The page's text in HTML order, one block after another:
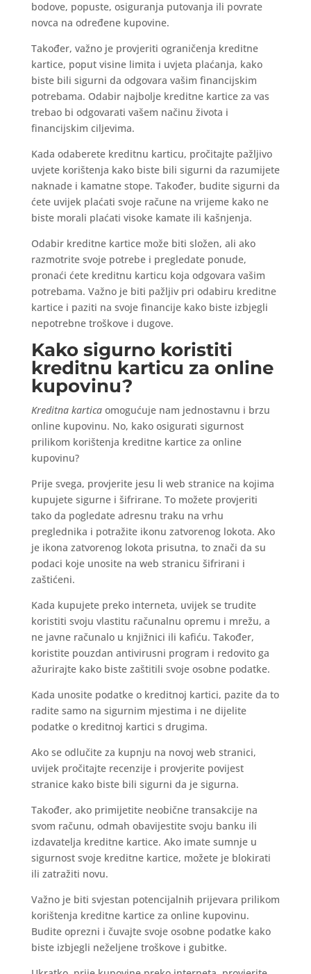
bodove, popuste, osiguranja putovanja ili povrate
novca na određene kupovine.
Također, važno je provjeriti ograničenja kreditne
kartice, poput visine limita i uvjeta plaćanja, kako
biste bili sigurni da odgovara vašim financijskim
potrebama. Odabir najbolje kreditne kartice za vas
trebao bi odgovarati vašem načinu života i
financijskim ciljevima.
Kada odaberete kreditnu karticu, pročitajte pažljivo
uvjete korištenja kako biste bili sigurni da razumijete
naknade i kamatne stope. Također, budite sigurni da
ćete uvijek plaćati svoje račune na vrijeme kako ne
biste morali plaćati visoke kamate ili kašnjenja.
Odabir kreditne kartice može biti složen, ali ako
razmotrite svoje potrebe i pregledate ponude,
pronaći ćete kreditnu karticu koja odgovara vašim
potrebama. Važno je biti pažljiv pri odabiru kreditne
kartice i paziti na svoje financije kako biste izbjegli
nepotrebne troškove i dugove.
Kako sigurno koristiti
kreditnu karticu za online
kupovinu?
Kreditna karticaomogućuje nam jednostavnu i brzu
online kupovinu. No, kako osigurati sigurnost
prilikom korištenja kreditne kartice za online
kupovinu?
Prije svega, provjerite jesu li web stranice na kojima
kupujete sigurne i šifrirane. To možete provjeriti
tako da pogledate adresnu traku na vrhu
preglednika i potražite ikonu zatvorenog lokota. Ako
je ikona zatvorenog lokota prisutna, to znači da su
podaci koje unosite na web stranicu šifrirani i
zaštićeni.
Kada kupujete preko interneta, uvijek se trudite
koristiti svoju vlastitu računalnu opremu i mrežu, a
ne javne računalo u knjižnici ili kafiću. Također,
koristite pouzdan antivirusni program i redovito ga
ažurirajte kako biste zaštitili svoje osobne podatke.
Kada unosite podatke o kreditnoj kartici, pazite da to
radite samo na sigurnim mjestima i ne dijelite
podatke o kreditnoj kartici s drugima.
Ako se odlučite za kupnju na novoj web stranici,
uvijek pročitajte recenzije i provjerite povijest
stranice kako biste bili sigurni da je sigurna.
Također, ako primijetite neobične transakcije na
svom računu, odmah obavijestite svoju banku ili
izdavatelja kreditne kartice. Ako imate sumnje u
sigurnost svoje kreditne kartice, možete je blokirati
ili zatražiti novu.
Važno je biti svjestan potencijalnih prijevara prilikom
korištenja kreditne kartice za online kupovinu.
Budite oprezni i čuvajte svoje osobne podatke kako
biste izbjegli neželjene troškove i gubitke.